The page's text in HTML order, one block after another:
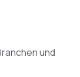
und